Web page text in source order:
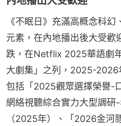
《不眠日》充滿高概念科
元素，在內地播出後大受歡
跌，在Netflix 2025華語劇
大劇集」之列，2025-2026
包括「2025觀眾選擇榮譽-
網絡視聽綜合實力大型調研-
（2025年）、「2026金河